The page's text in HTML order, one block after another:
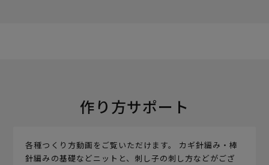
作り方サポート
各種つくり方動画をご覧いただけます。 カギ針編み・棒
針編みの基礎などニットと、刺し子の刺し方などがござ